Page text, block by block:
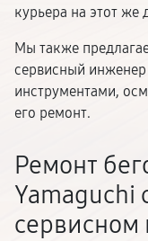
курьера на этот же
Мы также
сервисный
инструментами,
его ремонт.
Ремонт
Yamaguchi
сервисном